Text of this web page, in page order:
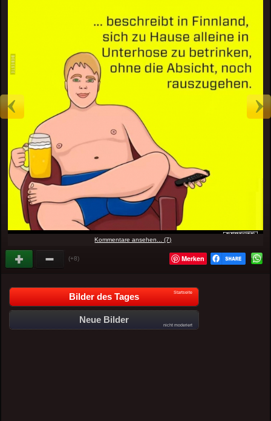
Kommentare ansehen... (7)
(+8) Merken
Bilder des Tages Startseite
Neue Bilder
nicht moderiert